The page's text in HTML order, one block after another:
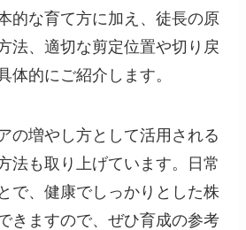
的な育て方に加え、徒長の原
法、適切な剪定位置や切り戻
体的にご紹介します。
の増やし方として活用される
法も取り上げています。日常
で、健康でしっかりとした株
きますので、ぜひ育成の参考